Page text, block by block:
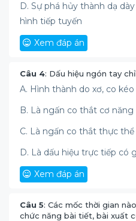
D. Sự phá hủy thành dạ
hình tiếp tuyến
Xem đáp án
Câu 4: Dấu hiệu ngón tay
A. Hình thành do xơ, co
B. Là ngấn co thắt cơ năng
C. Là ngấn co thắt thực thể
D. Là dấu hiệu trực tiếp có
Xem đáp án
Câu 5: Các mốc thời gian
chức năng bài tiết, bài xuất